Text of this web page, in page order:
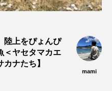
コ マダラ
ミヌマエビ
上をぴょんぴ
＜ヤセタマカエ
ナたち】
mami